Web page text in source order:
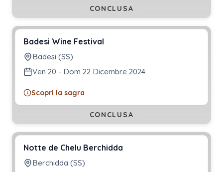
CONCLUSA
Badesi Wine Festival
Badesi (SS)
Ven 20 - Dom 22 Dicembre 2024
Scopri la sagra
CONCLUSA
Notte de Chelu Berchidda
Berchidda (SS)